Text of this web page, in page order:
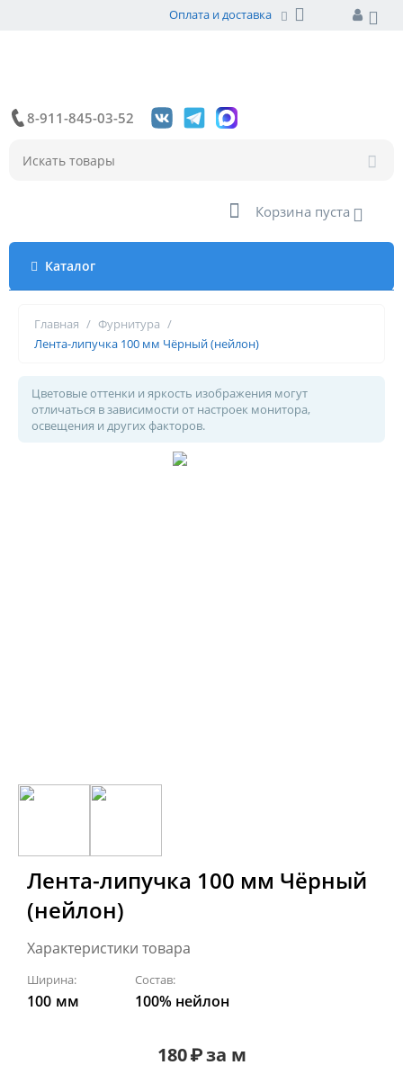
Оплата и доставка
8-911-845-03-52
Корзина пуста
Каталог
Главная / Фурнитура /
Лента-липучка 100 мм Чёрный (нейлон)
Цветовые оттенки и яркость изображения могут
отличаться в зависимости от настроек монитора,
освещения и других факторов.
Лента-липучка 100 мм Чёрный
(нейлон)
Характеристики товара
Ширина:
100 мм
Состав:
100% нейлон
180₽за м